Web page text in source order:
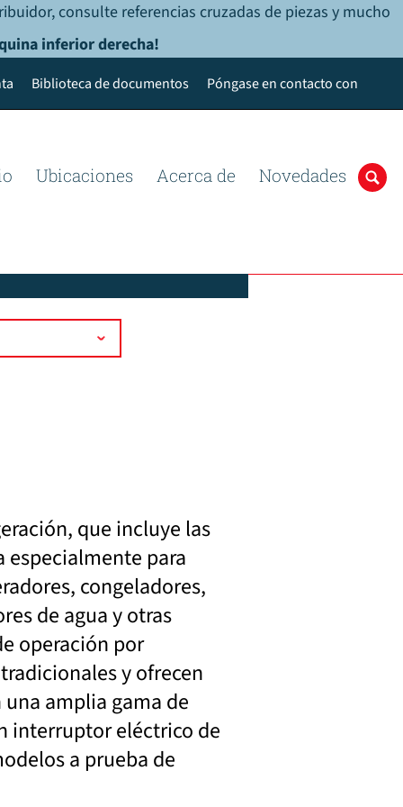
consulte referencias cruzadas de piezas y mucho
inferior derecha!
Biblioteca de documentos Póngase en contacto con
Ubicaciones Acerca de Novedades
que incluye las
especialmente para
congeladores,
de agua y otras
operación por
y ofrecen
amplia gama de
interruptor eléctrico de
a prueba de